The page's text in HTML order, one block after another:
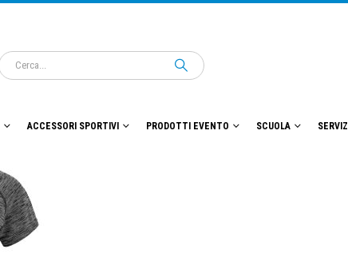
ACCESSORI SPORTIVI PRODOTTI EVENTO SCUOLA SERVIZI